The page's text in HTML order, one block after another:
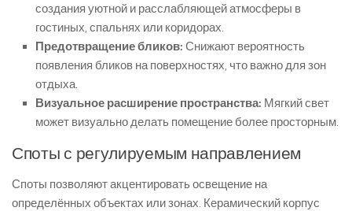
создания уютной и расслабляющей атмосферы в
гостиных, спальнях или коридорах.
Предотвращение бликов: Снижают вероятность
появления бликов на поверхностях, что важно для зон
отдыха.
Визуальное расширение пространства: Мягкий свет
может визуально делать помещение более просторным.
Споты с регулируемым направлением
Споты позволяют акцентировать освещение на
определённых объектах или зонах. Керамический корпус